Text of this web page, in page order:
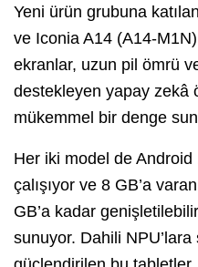
Yeni ürün grubuna
ve Iconia A14 (A14-
ekranlar, uzun pil ömrü
destekleyen yapay zekâ
mükemmel bir denge
Her iki model de
çalışıyor ve 8 GB’a
GB’a kadar
sunuyor. Dahili